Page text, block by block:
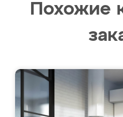
Похожие